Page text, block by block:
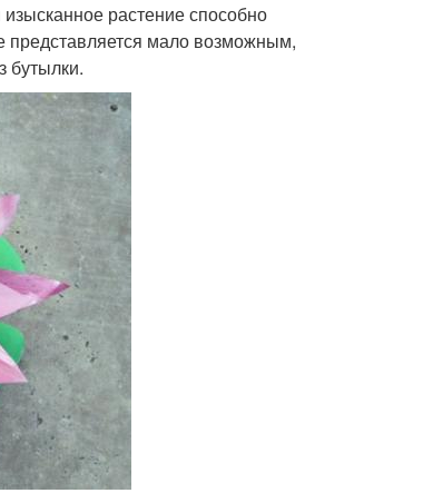
растение способно
представляется мало возможным,
бутылки.